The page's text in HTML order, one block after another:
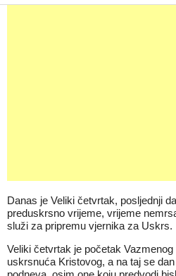
Danas je Veliki četvrtak, posljednji
preduskrsno vrijeme, vrijeme
služi za pripremu vjernika za Uskrs.
Veliki četvrtak je početak
uskrsnuća Kristovog, a na taj se